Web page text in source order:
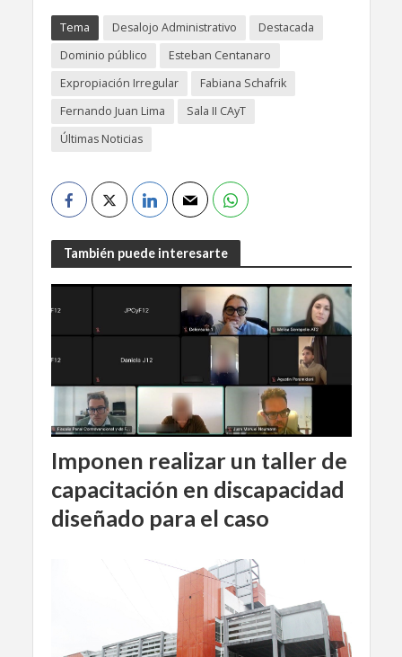
Tema Desalojo Administrativo
Destacada
Dominio público
Esteban Centanaro
Expropiación Irregular
Fabiana Schafrik
Fernando Juan Lima
Sala II CAyT
Últimas Noticias
También puede interesarte
Imponen realizar un taller de
capacitación en discapacidad
diseñado para el caso